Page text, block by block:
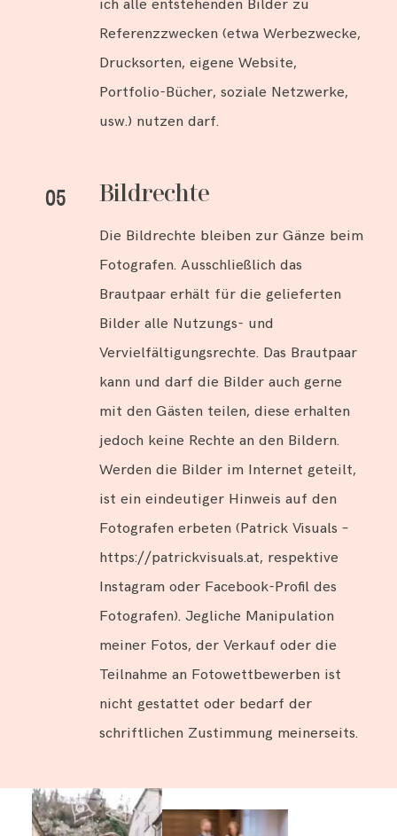
ich alle entstehenden Bilder zu
Referenzzwecken (etwa Werbezwecke,
Drucksorten, eigene Website,
Portfolio-Bücher, soziale Netzwerke,
usw.) nutzen darf.
Bildrechte
05
Die Bildrechte bleiben zur Gänze beim
Fotografen. Ausschließlich das
Brautpaar erhält für die gelieferten
Bilder alle Nutzungs- und
Vervielfältigungsrechte. Das Brautpaar
kann und darf die Bilder auch gerne
mit den Gästen teilen, diese erhalten
jedoch keine Rechte an den Bildern.
Werden die Bilder im Internet geteilt,
ist ein eindeutiger Hinweis auf den
Fotografen erbeten (Patrick Visuals –
https://patrickvisuals.at, respektive
Instagram oder Facebook-Profil des
Fotografen). Jegliche Manipulation
meiner Fotos, der Verkauf oder die
Teilnahme an Fotowettbewerben ist
nicht gestattet oder bedarf der
schriftlichen Zustimmung meinerseits.